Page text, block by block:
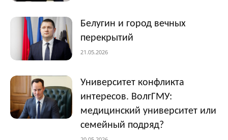
Белугин и город вечных
перекрытий
21.05.2026
Университет конфликта
интересов. ВолгГМУ:
медицинский университет или
семейный подряд?